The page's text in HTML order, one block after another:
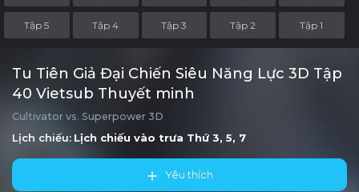
Tập 5 Tập 4 Tập 3 Tập 2 Tập 1
Tu Tiên Giả Đại Chiến Siêu Năng Lực 3D Tập
40 Vietsub Thuyết minh
Cultivator vs. Superpower 3D
Lịch chiếu: Lịch chiếu vào trưa Thứ 3, 5, 7
Yêu thích